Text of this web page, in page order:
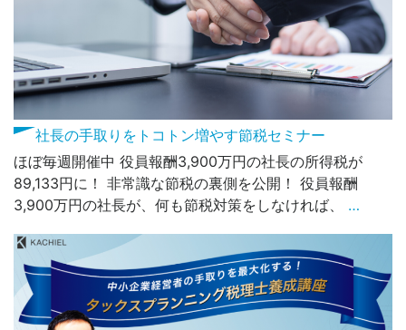
社長の手取りをトコトン増やす節税セミナー
ほぼ毎週開催中 役員報酬3,900万円の社長の所得税が
89,133円に！ 非常識な節税の裏側を公開！ 役員報酬
3,900万円の社長が、何も節税対策をしなければ、 …